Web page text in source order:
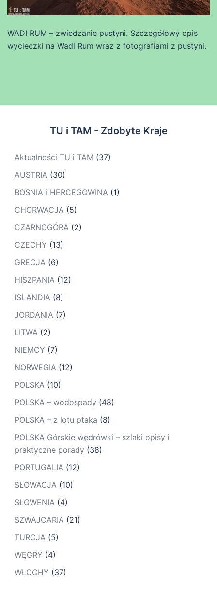
WADI RUM – zwiedzanie pustyni. Szczegółowy opis
wycieczki na Wadi Rum wraz z fotografiami z pustyni.
TU i TAM - Zdobyte Kraje
Aktualności TU i TAM (37)
AUSTRIA (30)
BOSNIA i HERCEGOWINA (1)
CHORWACJA (5)
CZARNOGÓRA (2)
CZECHY (13)
GRECJA (6)
HISZPANIA (12)
ISLANDIA (8)
JORDANIA (7)
LITWA (2)
NIEMCY (7)
NORWEGIA (12)
POLSKA (10)
POLSKA – wodospady (48)
POLSKA – z lotu ptaka (8)
POLSKA Górskie wędrówki – szlaki opisy i
praktyczne porady (38)
PORTUGALIA (12)
SŁOWACJA (10)
SŁOWENIA (4)
SZWAJCARIA (21)
TURCJA (5)
WĘGRY (4)
WŁOCHY (37)